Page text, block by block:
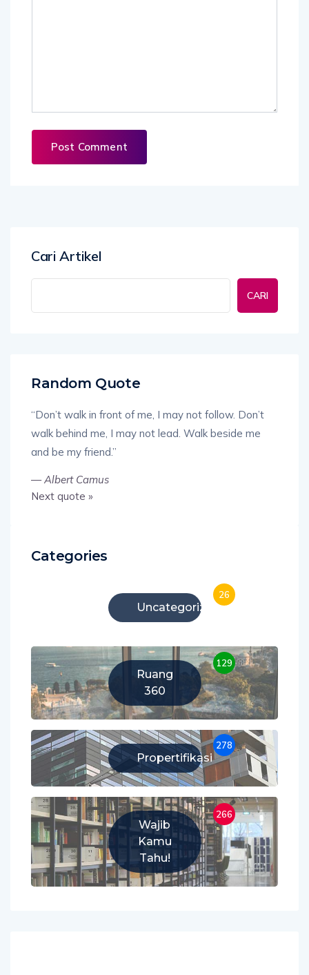
Cari Artikel
CARI
Random Quote
“Don’t walk in front of me, I may not follow. Don’t
walk behind me, I may not lead. Walk beside me
and be my friend.”
—Albert Camus
Next quote »
Categories
Uncategorized
26
Ruang
360
129
Propertifikasi
278
Wajib
Kamu
Tahu!
266